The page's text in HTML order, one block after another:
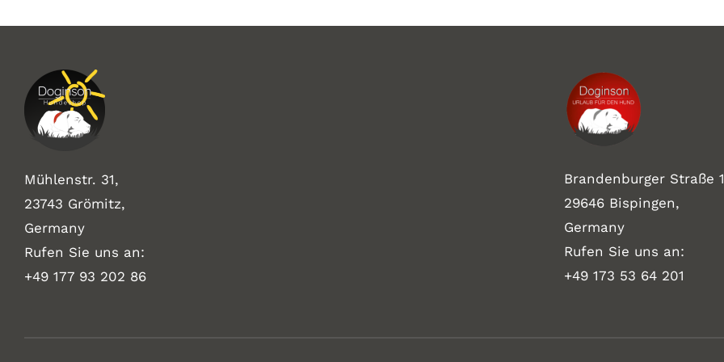
Mühlenstr. 31,
23743 Grömitz,
Germany
Rufen Sie uns an:
+49 177 93 202 86
Brandenburger Straße
29646 Bispingen,
Germany
Rufen Sie uns an:
+49 173 53 64 201